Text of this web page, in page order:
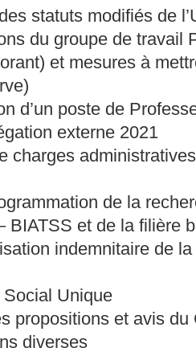
statuts modifiés de
du groupe de travail
et mesures à
d’un poste de
externe 2021
charges
de la
BIATSS et de la filière
indemnitaire de
Unique
propositions et avis du
diverses